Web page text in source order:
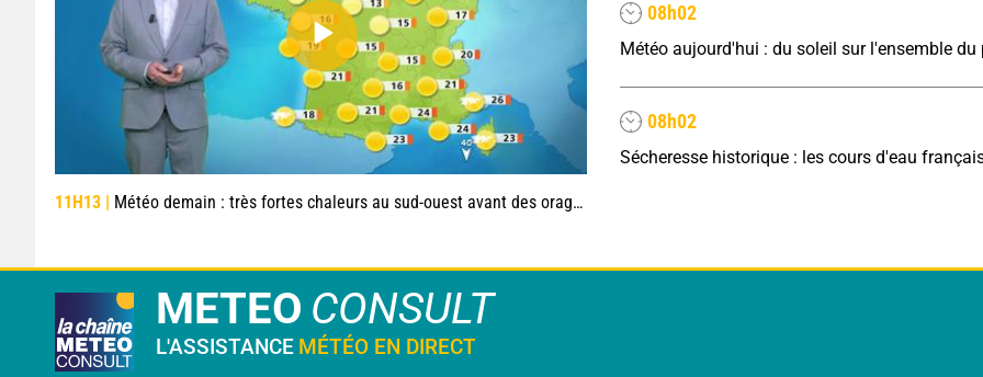
11H13 | Météo demain : très fortes chaleurs au sud-ouest avant des orages, jusqu'à 39°C
08h02
08h02
METEO CONSULT
L'ASSISTANCE MÉTÉO EN DIRECT